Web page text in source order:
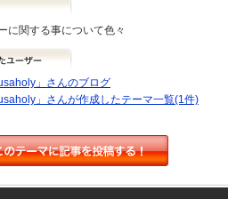
に関する事について色々
usaholy」さんのブログ
usaholy」さんが作成したテーマ一覧(1件)